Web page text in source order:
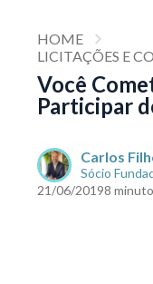
HOME
LICITAÇÕES E
Você
Participar
Carlos
Sócio
21/06/20198